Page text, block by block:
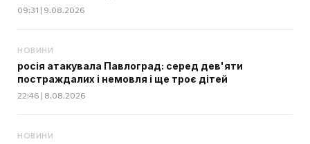
09:31 | 9.08.2026
НОВИНИ
росія атакувала Павлоград: серед дев'яти
постраждалих і немовля і ще троє дітей
22:46 | 8.08.2026
НОВИНИ